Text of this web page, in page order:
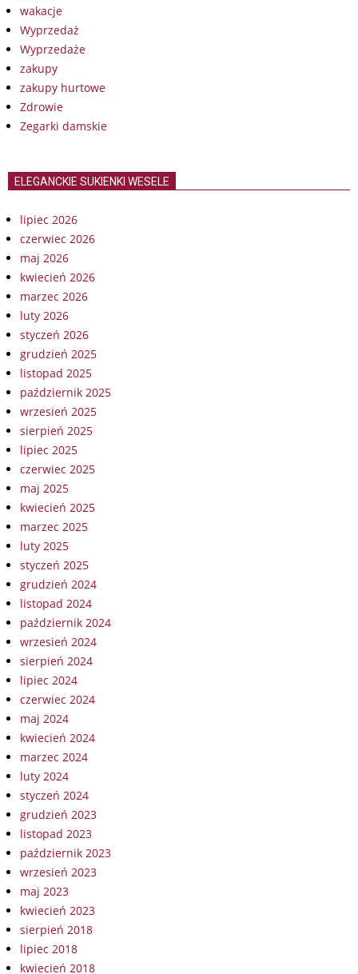
wakacje
Wyprzedaż
Wyprzedaże
zakupy
zakupy hurtowe
Zdrowie
Zegarki damskie
ELEGANCKIE SUKIENKI WESELE
lipiec 2026
czerwiec 2026
maj 2026
kwiecień 2026
marzec 2026
luty 2026
styczeń 2026
grudzień 2025
listopad 2025
październik 2025
wrzesień 2025
sierpień 2025
lipiec 2025
czerwiec 2025
maj 2025
kwiecień 2025
marzec 2025
luty 2025
styczeń 2025
grudzień 2024
listopad 2024
październik 2024
wrzesień 2024
sierpień 2024
lipiec 2024
czerwiec 2024
maj 2024
kwiecień 2024
marzec 2024
luty 2024
styczeń 2024
grudzień 2023
listopad 2023
październik 2023
wrzesień 2023
maj 2023
kwiecień 2023
sierpień 2018
lipiec 2018
kwiecień 2018